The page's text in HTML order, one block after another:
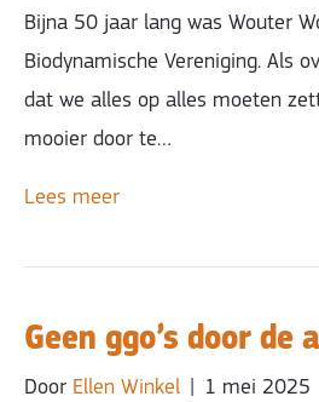
Bijna 50 jaar lang was Wouter
Biodynamische Vereniging. Als
dat we alles op alles moeten
mooier door te…
Lees meer
Geen ggo’s door de
Door Ellen Winkel 1 mei 2025